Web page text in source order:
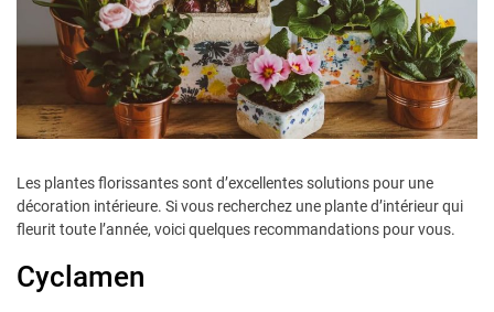
Les plantes florissantes sont d’excellentes solutions pour une
décoration intérieure. Si vous recherchez une plante d’intérieur qui
fleurit toute l’année, voici quelques recommandations pour vous.
Cyclamen